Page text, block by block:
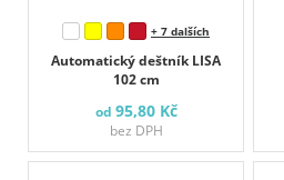
Automatický deštník LISA
102 cm
+ 7 dalších
od 95,80 Kč
bez DPH